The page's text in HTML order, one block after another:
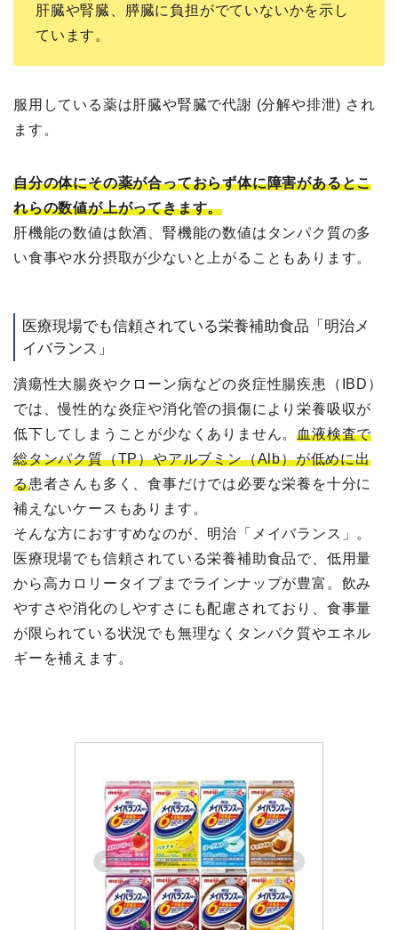
肝臓や腎臓、膵臓に負担がでていないかを示し
ています。
服用している薬は肝臓や腎臓で代謝 (分解や排泄) され
ます。
自分の体にその薬が合っておらず体に障害があるとこ
れらの数値が上がってきます。
肝機能の数値は飲酒、腎機能の数値はタンパク質の多
い食事や水分摂取が少ないと上がることもあります。
医療現場でも信頼されている栄養補助食品「明治メ
イバランス」
潰瘍性大腸炎やクローン病などの炎症性腸疾患（IBD）
では、慢性的な炎症や消化管の損傷により栄養吸収が
低下してしまうことが少なくありません。血液検査で
総タンパク質（TP）やアルブミン（Alb）が低めに出
る患者さんも多く、食事だけでは必要な栄養を十分に
補えないケースもあります。
そんな方におすすめなのが、明治「メイバランス」。
医療現場でも信頼されている栄養補助食品で、低用量
から高カロリータイプまでラインナップが豊富。飲み
やすさや消化のしやすさにも配慮されており、食事量
が限られている状況でも無理なくタンパク質やエネル
ギーを補えます。